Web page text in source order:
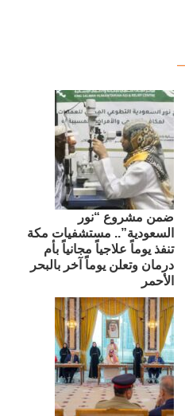
ضمن مشروع “نور
السعودية”.. مستشفيات مكة
تنفذ يوماً علاجياً مجانياً بأم
درمان وتعلن يوماً آخر بالبحر
الأحمر